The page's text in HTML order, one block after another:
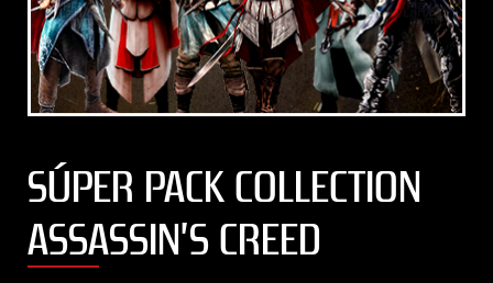
SÚPER PACK COLLECTION
ASSASSIN’S CREED